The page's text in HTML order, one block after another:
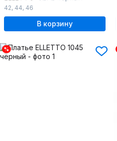
42, 44, 46
В корзину
%